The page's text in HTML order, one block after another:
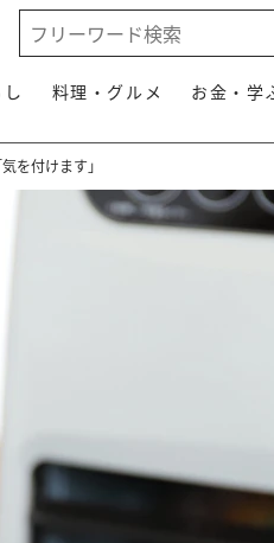
料理・グルメ お金・学
を付けます」